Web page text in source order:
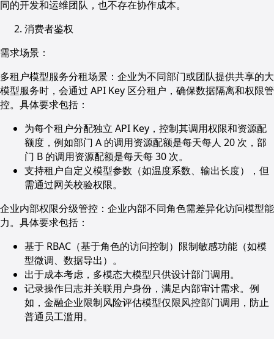
同的开发和运维团队，也不存在协作成本。
消费者鉴权
需求场景：
多租户模型服务分租场景：企业为不同部门或团队提供共享的大
模型服务时，会通过 API Key 区分租户，确保数据隔离和权限管
控。具体要求包括：
为每个租户分配独立 API Key，控制其调用权限和资源配
额度，例如部门 A 的调用资源配额是每天每人 20 次，部
门 B 的调用资源配额是每天每 30 次。
支持租户自定义模型参数（如温度系数、输出长度），但
需通过网关校验权限。
企业内部权限分级管控：企业内部不同角色需差异化访问模型能
力。具体要求包括：
基于 RBAC（基于角色的访问控制）限制敏感功能（如模
型微调、数据导出）。
出于成本考虑，多模态大模型只供设计部门调用。
记录操作日志并关联用户身份，满足内部审计需求。例
如，金融企业限制风险评估模型仅限风控部门调用，防止
普通员工滥用。